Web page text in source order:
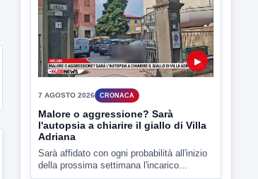
Sarà affidato con ogni probabilità all'inizio
della prossima settimana l'incarico...
7 AGOSTO 2026 CRONACA